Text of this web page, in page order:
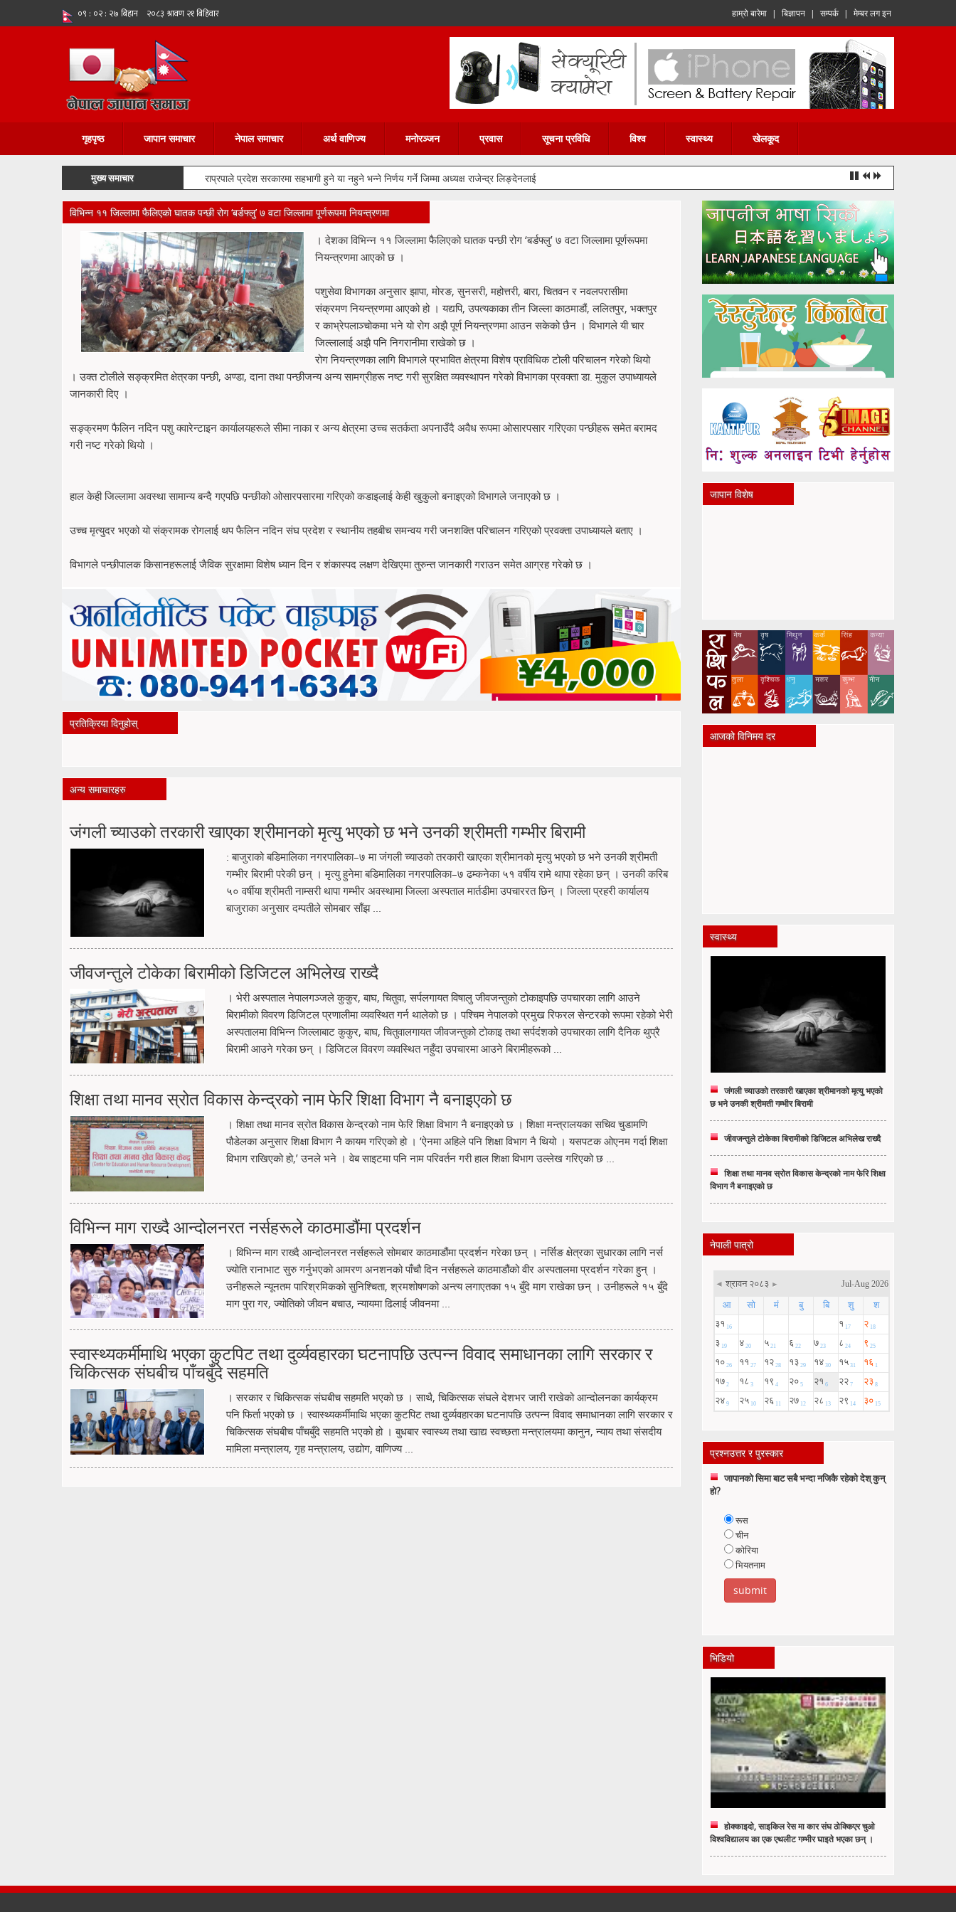
हाम्रो बारेमा | बिज्ञापन | सम्पर्क | मेम्बर लग इन
गृहपृष्ठ जापान समाचार नेपाल समाचार अर्थ वाणिज्य मनोरञ्जन प्रवास सूचना प्रविधि विश्व स्वास्थ्य खेलकूद
मुख्य समाचार राप्रपाले प्रदेश सरकारमा सहभागी हुने या नहुने भन्ने निर्णय गर्ने जिम्मा अध्यक्ष राजेन्द्र लिङ्देनलाई
विभिन्न ११ जिल्लामा फैलिएको घातक पन्छी रोग ‘बर्डफ्लु’ ७ वटा जिल्लामा पूर्णरूपमा नियन्त्रणमा
। देशका विभिन्न ११ जिल्लामा फैलिएको घातक पन्छी रोग ‘बर्डफ्लु’ ७ वटा जिल्लामा पूर्णरूपमा
नियन्त्रणमा आएको छ ।
पशुसेवा विभागका अनुसार झापा, मोरङ, सुनसरी, महोत्तरी, बारा, चितवन र नवलपरासीमा
संक्रमण नियन्त्रणमा आएको हो । यद्यपि, उपत्यकाका तीन जिल्ला काठमाडौं, ललितपुर, भक्तपुर
र काभ्रेपलाञ्चोकमा भने यो रोग अझै पूर्ण नियन्त्रणमा आउन सकेको छैन । विभागले यी चार
जिल्लालाई अझै पनि निगरानीमा राखेको छ ।
रोग नियन्त्रणका लागि विभागले प्रभावित क्षेत्रमा विशेष प्राविधिक टोली परिचालन गरेको थियो
। उक्त टोलीले सङ्क्रमित क्षेत्रका पन्छी, अण्डा, दाना तथा पन्छीजन्य अन्य सामग्रीहरू नष्ट गरी सुरक्षित व्यवस्थापन गरेको विभागका प्रवक्ता डा. मुकुल उपाध्यायले
जानकारी दिए ।
सङ्क्रमण फैलिन नदिन पशु क्वारेन्टाइन कार्यालयहरूले सीमा नाका र अन्य क्षेत्रमा उच्च सतर्कता अपनाउँदै अवैध रूपमा ओसारपसार गरिएका पन्छीहरू समेत बरामद
गरी नष्ट गरेको थियो ।
हाल केही जिल्लामा अवस्था सामान्य बन्दै गएपछि पन्छीको ओसारपसारमा गरिएको कडाइलाई केही खुकुलो बनाइएको विभागले जनाएको छ ।
उच्च मृत्युदर भएको यो संक्रामक रोगलाई थप फैलिन नदिन संघ प्रदेश र स्थानीय तहबीच समन्वय गरी जनशक्ति परिचालन गरिएको प्रवक्ता उपाध्यायले बताए ।
विभागले पन्छीपालक किसानहरूलाई जैविक सुरक्षामा विशेष ध्यान दिन र शंकास्पद लक्षण देखिएमा तुरुन्त जानकारी गराउन समेत आग्रह गरेको छ ।
प्रतिक्रिया दिनुहोस्
अन्य समाचारहरु
जंगली च्याउको तरकारी खाएका श्रीमानको मृत्यु भएको छ भने उनकी श्रीमती गम्भीर बिरामी
: बाजुराको बडिमालिका नगरपालिका–७ मा जंगली च्याउको तरकारी खाएका श्रीमानको मृत्यु भएको छ भने उनकी श्रीमती
गम्भीर बिरामी परेकी छन् । मृत्यु हुनेमा बडिमालिका नगरपालिका–७ ढम्कनेका ५१ वर्षीय रामे थापा रहेका छन् । उनकी करिब
५० वर्षीया श्रीमती नाम्सरी थापा गम्भीर अवस्थामा जिल्ला अस्पताल मार्तडीमा उपचाररत छिन् । जिल्ला प्रहरी कार्यालय
बाजुराका अनुसार दम्पतीले सोमबार साँझ ...
जीवजन्तुले टोकेका बिरामीको डिजिटल अभिलेख राख्दै
। भेरी अस्पताल नेपालगञ्जले कुकुर, बाघ, चितुवा, सर्पलगायत विषालु जीवजन्तुको टोकाइपछि उपचारका लागि आउने
बिरामीको विवरण डिजिटल प्रणालीमा व्यवस्थित गर्न थालेको छ । पश्चिम नेपालको प्रमुख रिफरल सेन्टरको रूपमा रहेको भेरी
अस्पतालमा विभिन्न जिल्लाबाट कुकुर, बाघ, चितुवालगायत जीवजन्तुको टोकाइ तथा सर्पदंशको उपचारका लागि दैनिक थुप्रै
बिरामी आउने गरेका छन् । डिजिटल विवरण व्यवस्थित नहुँदा उपचारमा आउने बिरामीहरूको ...
शिक्षा तथा मानव स्रोत विकास केन्द्रको नाम फेरि शिक्षा विभाग नै बनाइएको छ
। शिक्षा तथा मानव स्रोत विकास केन्द्रको नाम फेरि शिक्षा विभाग नै बनाइएको छ । शिक्षा मन्त्रालयका सचिव चुडामणि
पौडेलका अनुसार शिक्षा विभाग नै कायम गरिएको हो । ‘ऐनमा अहिले पनि शिक्षा विभाग नै थियो । यसपटक ओएनम गर्दा शिक्षा
विभाग राखिएको हो,’ उनले भने । वेब साइटमा पनि नाम परिवर्तन गरी हाल शिक्षा विभाग उल्लेख गरिएको छ ...
विभिन्न माग राख्दै आन्दोलनरत नर्सहरूले काठमाडौंमा प्रदर्शन
। विभिन्न माग राख्दै आन्दोलनरत नर्सहरूले सोमबार काठमाडौंमा प्रदर्शन गरेका छन् । नर्सिङ क्षेत्रका सुधारका लागि नर्स
ज्योति रानाभाट सुरु गर्नुभएको आमरण अनशनको पाँचौ दिन नर्सहरूले काठमाडौंको वीर अस्पतालमा प्रदर्शन गरेका हुन् ।
उनीहरूले न्यूनतम पारिश्रमिकको सुनिश्चिता, श्रमशोषणको अन्त्य लगाएतका १५ बुँदे माग राखेका छन् । उनीहरूले १५ बुँदे
माग पुरा गर, ज्योतिको जीवन बचाउ, न्यायमा ढिलाई जीवनमा ...
स्वास्थ्यकर्मीमाथि भएका कुटपिट तथा दुर्व्यवहारका घटनापछि उत्पन्न विवाद समाधानका लागि सरकार र
चिकित्सक संघबीच पाँचबुँदे सहमति
। सरकार र चिकित्सक संघबीच सहमति भएको छ । साथै, चिकित्सक संघले देशभर जारी राखेको आन्दोलनका कार्यक्रम
पनि फिर्ता भएको छ । स्वास्थ्यकर्मीमाथि भएका कुटपिट तथा दुर्व्यवहारका घटनापछि उत्पन्न विवाद समाधानका लागि सरकार र
चिकित्सक संघबीच पाँचबुँदे सहमति भएको हो । बुधबार स्वास्थ्य तथा खाद्य स्वच्छता मन्त्रालयमा कानुन, न्याय तथा संसदीय
मामिला मन्त्रालय, गृह मन्त्रालय, उद्योग, वाणिज्य ...
जापान विशेष
आजको विनिमय दर
स्वास्थ्य
जंगली च्याउको तरकारी खाएका श्रीमानको मृत्यु भएको
छ भने उनकी श्रीमती गम्भीर बिरामी
जीवजन्तुले टोकेका बिरामीको डिजिटल अभिलेख राख्दै
शिक्षा तथा मानव स्रोत विकास केन्द्रको नाम फेरि शिक्षा
विभाग नै बनाइएको छ
नेपाली पात्रो
प्रश्नउत्तर र पुरस्कार
जापानको सिमा बाट सबै भन्दा नजिकै रहेको देश् कुन्
हो?
रूस
चीन
कोरिया
भियतनाम
भिडियो
होक्काइदो, साइकिल रेस मा कार संघ ठोक्किएर चुओ
विश्वविद्यालय का एक एथलीट गम्भीर घाइते भएका छन् ।